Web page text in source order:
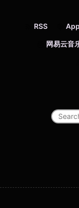
RSS
网易云音